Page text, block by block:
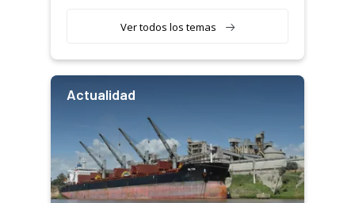
Ver todos los temas
Actualidad